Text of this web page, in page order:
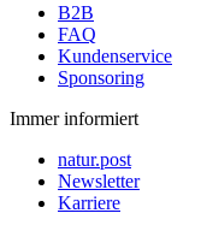
B2B
FAQ
Kundenservice
Sponsoring
Immer informiert
natur.post
Newsletter
Karriere